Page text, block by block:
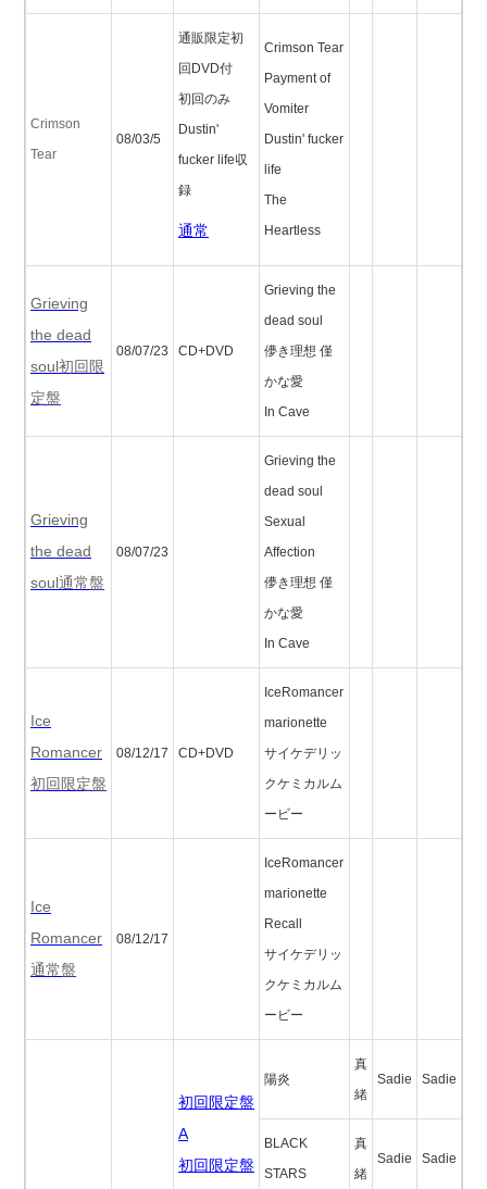
Crimson
Tear
08/03/5
通販限定初
回DVD付
初回のみ
Dustin'
fucker life収
録
通常
Crimson Tear
Payment of
Vomiter
Dustin' fucker
life
The
Heartless
Grieving
the dead
soul初回限
定盤
08/07/23 CD+DVD
Grieving the
dead soul
儚き理想 僅
かな愛
In Cave
Grieving
the dead
soul通常盤
08/07/23
Grieving the
dead soul
Sexual
Affection
儚き理想 僅
かな愛
In Cave
Ice
Romancer
初回限定盤
08/12/17 CD+DVD
IceRomancer
marionette
サイケデリッ
クケミカルム
ービー
Ice
Romancer
通常盤
08/12/17
IceRomancer
marionette
Recall
サイケデリッ
クケミカルム
ービー
初回限定盤
A
初回限定盤
陽炎
真
緒
Sadie Sadie
BLACK
STARS
真
緒
Sadie Sadie